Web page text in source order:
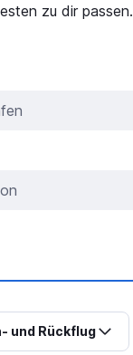
zu dir passen.
und Rückflug